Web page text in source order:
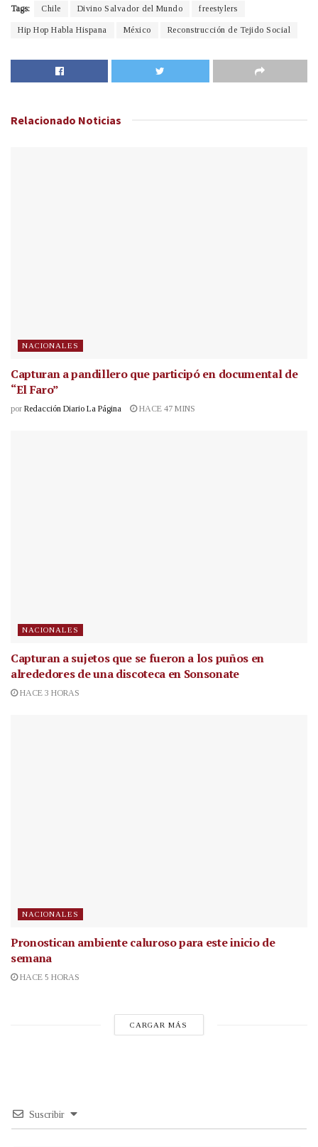
Tags: Chile Divino Salvador del Mundo freestylers
Hip Hop Habla Hispana México Reconstrucción de Tejido Social
Relacionado Noticias
NACIONALES
Capturan a pandillero que participó en documental de
“El Faro”
por Redacción Diario La Página HACE 47 MINS
NACIONALES
Capturan a sujetos que se fueron a los puños en
alrededores de una discoteca en Sonsonate
HACE 3 HORAS
NACIONALES
Pronostican ambiente caluroso para este inicio de
semana
HACE 5 HORAS
CARGAR MÁS
Suscribir